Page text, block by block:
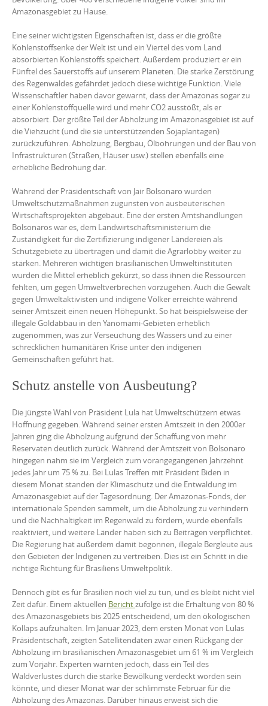
Amazonasgebiet zu Hause.
Eine seiner wichtigsten Eigenschaften ist, dass er die größte
Kohlenstoffsenke der Welt ist und ein Viertel des vom Land
absorbierten Kohlenstoffs speichert. Außerdem produziert er ein
Fünftel des Sauerstoffs auf unserem Planeten. Die starke Zerstörung
des Regenwaldes gefährdet jedoch diese wichtige Funktion. Viele
Wissenschaftler haben davor gewarnt, dass der Amazonas sogar zu
einer Kohlenstoffquelle wird und mehr CO2 ausstößt, als er
absorbiert. Der größte Teil der Abholzung im Amazonasgebiet ist auf
die Viehzucht (und die sie unterstützenden Sojaplantagen)
zurückzuführen. Abholzung, Bergbau, Ölbohrungen und der Bau von
Infrastrukturen (Straßen, Häuser usw.) stellen ebenfalls eine
erhebliche Bedrohung dar.
Während der Präsidentschaft von Jair Bolsonaro wurden
Umweltschutzmaßnahmen zugunsten von ausbeuterischen
Wirtschaftsprojekten abgebaut. Eine der ersten Amtshandlungen
Bolsonaros war es, dem Landwirtschaftsministerium die
Zuständigkeit für die Zertifizierung indigener Ländereien als
Schutzgebiete zu übertragen und damit die Agrarlobby weiter zu
stärken. Mehreren wichtigen brasilianischen Umweltinstituten
wurden die Mittel erheblich gekürzt, so dass ihnen die Ressourcen
fehlten, um gegen Umweltverbrechen vorzugehen. Auch die Gewalt
gegen Umweltaktivisten und indigene Völker erreichte während
seiner Amtszeit einen neuen Höhepunkt. So hat beispielsweise der
illegale Goldabbau in den Yanomami-Gebieten erheblich
zugenommen, was zur Verseuchung des Wassers und zu einer
schrecklichen humanitären Krise unter den indigenen
Gemeinschaften geführt hat.
Schutz anstelle von Ausbeutung?
Die jüngste Wahl von Präsident Lula hat Umweltschützern etwas
Hoffnung gegeben. Während seiner ersten Amtszeit in den 2000er
Jahren ging die Abholzung aufgrund der Schaffung von mehr
Reservaten deutlich zurück. Während der Amtszeit von Bolsonaro
hingegen nahm sie im Vergleich zum vorangegangenen Jahrzehnt
jedes Jahr um 75 % zu. Bei Lulas Treffen mit Präsident Biden in
diesem Monat standen der Klimaschutz und die Entwaldung im
Amazonasgebiet auf der Tagesordnung. Der Amazonas-Fonds, der
internationale Spenden sammelt, um die Abholzung zu verhindern
und die Nachhaltigkeit im Regenwald zu fördern, wurde ebenfalls
reaktiviert, und weitere Länder haben sich zu Beiträgen verpflichtet.
Die Regierung hat außerdem damit begonnen, illegale Bergleute aus
den Gebieten der Indigenen zu vertreiben. Dies ist ein Schritt in die
richtige Richtung für Brasiliens Umweltpolitik.
Dennoch gibt es für Brasilien noch viel zu tun, und es bleibt nicht viel
Zeit dafür. Einem aktuellen Berichtzufolge ist die Erhaltung von 80 %
des Amazonasgebiets bis 2025 entscheidend, um den ökologischen
Kollaps aufzuhalten. Im Januar 2023, dem ersten Monat von Lulas
Präsidentschaft, zeigten Satellitendaten zwar einen Rückgang der
Abholzung im brasilianischen Amazonasgebiet um 61 % im Vergleich
zum Vorjahr. Experten warnten jedoch, dass ein Teil des
Waldverlustes durch die starke Bewölkung verdeckt worden sein
könnte, und dieser Monat war der schlimmste Februar für die
Abholzung des Amazonas. Darüber hinaus erweist sich die